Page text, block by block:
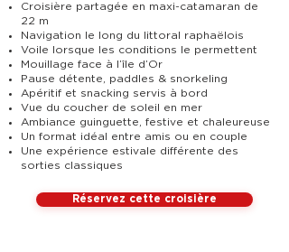
Croisière partagée en maxi-catamaran de
22 m
Navigation le long du littoral raphaëlois
Voile lorsque les conditions le permettent
Mouillage face à l’île d’Or
Pause détente, paddles & snorkeling
Apéritif et snacking servis à bord
Vue du coucher de soleil en mer
Ambiance guinguette, festive et chaleureuse
Un format idéal entre amis ou en couple
Une expérience estivale différente des
sorties classiques
Réservez cette croisière